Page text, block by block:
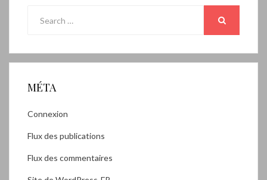
MÉTA
Connexion
Flux des publications
Flux des commentaires